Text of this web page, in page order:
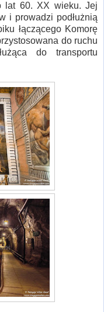
lat 60. XX wieku. Jej
i prowadzi podłużnią
łączącego Komorę
do ruchu
do transportu